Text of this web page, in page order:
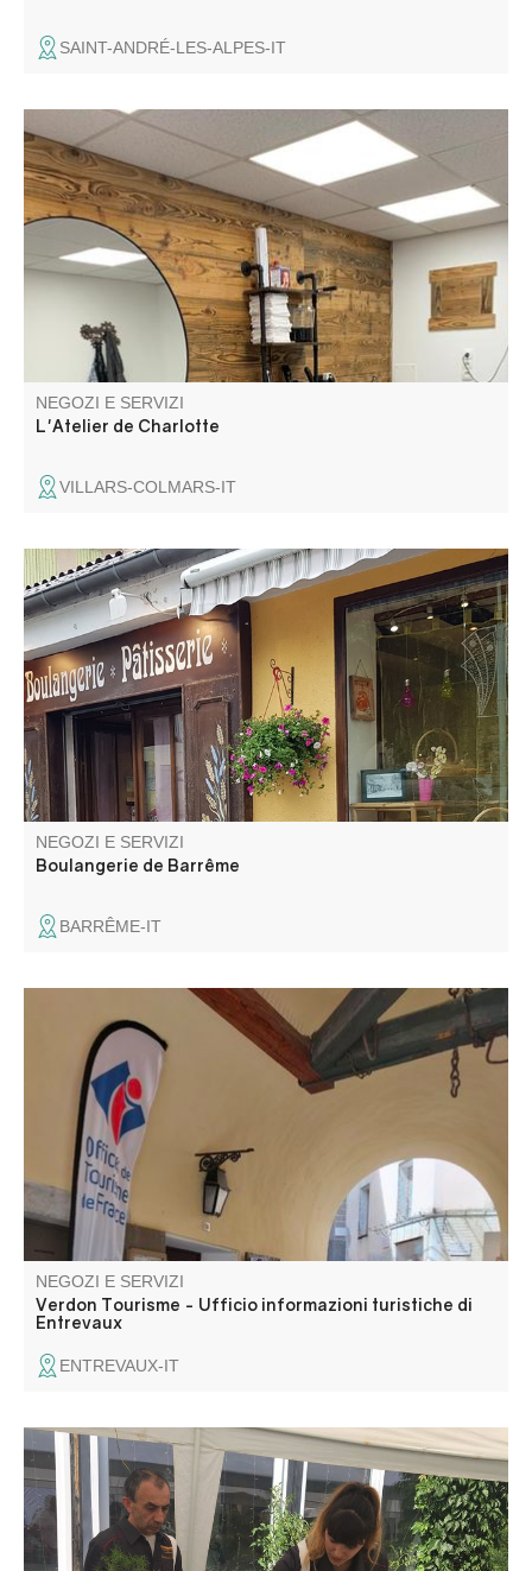
SAINT-ANDRÉ-LES-ALPES-IT
Salone di parrucchiere misto e per bambini aperto
ininterrottamente su appuntamento. Charlotte esaudirà
ogni vostro desiderio. Cura delle unghie, bellezza delle
mani e dei piedi. Barbiere.
NEGOZI E SERVIZI
L'Atelier de Charlotte
VILLARS-COLMARS-IT
Boulangerie-pâtisserie traditionnelle au cœur de Barrême.
NEGOZI E SERVIZI
Boulangerie de Barrême
BARRÊME-IT
L'ufficio informazioni turistiche di Entrevaux vi accoglie
all'ingresso del villaggio, Porte Royale.
NEGOZI E SERVIZI
Verdon Tourisme - Ufficio informazioni turistiche di
Entrevaux
ENTREVAUX-IT
Caillettes, pâtés de campagne, longinette, ravioli à la
daube o ravioli di zucca a Natale sono le specialità di
questa macelleria a conduzione familiare. Sono disponibili
anche prodotti locali, piatti pronti e un servizio di catering.